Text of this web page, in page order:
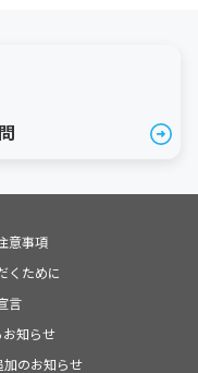
意事項
くために
言
知らせ
のお知らせ